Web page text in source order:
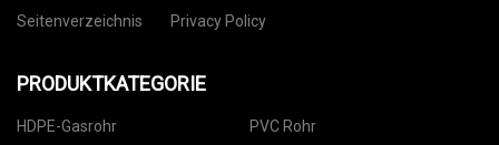
Seitenverzeichnis
Privacy Policy
PRODUKTKATEGORIE
HDPE-Gasrohr PVC Rohr